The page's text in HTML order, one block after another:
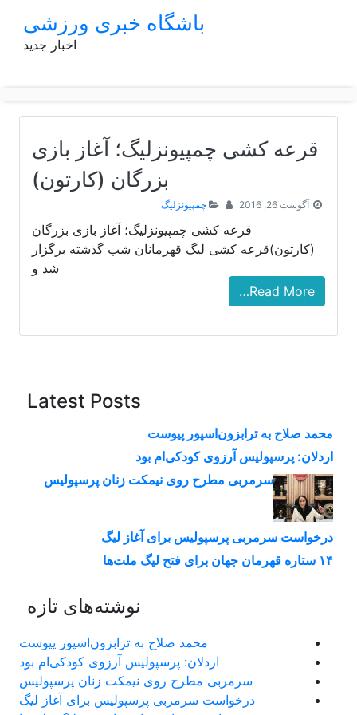
باشگاه خبری ورزشی
اخبار جدید
قرعه کشی چمپیونزلیگ؛ آغاز بازی
بزرگان (کارتون)
آگوست 26, 2016 چمپیونزلیگ
قرعه کشی چمپیونزلیگ؛ آغاز بازی بزرگان
(کارتون)قرعه کشی لیگ قهرمانان شب گذشته برگزار
شد و
Read More…
Latest Posts
محمد صلاح به ترابزون‌اسپور پیوست
اردلان: پرسپولیس آرزوی کودکی‌ام بود
سرمربی مطرح روی نیمکت زنان پرسپولیس
درخواست سرمربی پرسپولیس برای آغاز لیگ
۱۴ ستاره قهرمان جهان برای فتح لیگ ملت‌ها
نوشته‌های تازه
محمد صلاح به ترابزون‌اسپور پیوست
اردلان: پرسپولیس آرزوی کودکی‌ام بود
سرمربی مطرح روی نیمکت زنان پرسپولیس
درخواست سرمربی پرسپولیس برای آغاز لیگ